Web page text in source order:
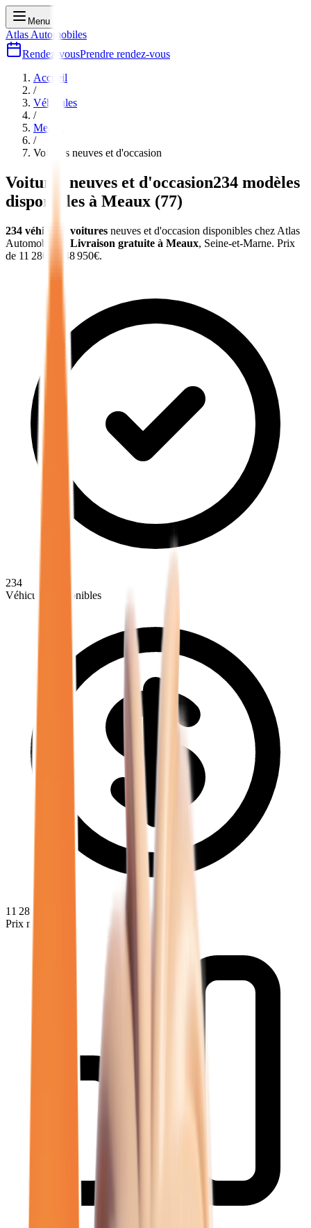
Menu
Atlas Automobiles
Rendez-vousPrendre rendez-vous
Accueil
/
Véhicules
/
Meaux
/
Voitures neuves et d'occasion
Voitures neuves et d'occasion234 modèles
disponibles à Meaux (77)
234 véhicules voitures neuves et d'occasion disponibles chez Atlas
Automobiles
Livraison gratuite à Meaux, Seine-et-Marne. Prix
de 11 280 € à 48 950€.
234
Véhicules disponibles
11 280
Prix minimum